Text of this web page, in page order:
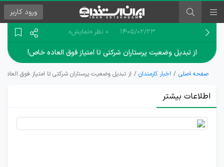
ورود کاربر
۱۴۰۵/۰۲/۲۳ 0 نظر «نمایش»
از تبدیل وضعیت پرستاران شرکتی تا امتیاز فوق العاده خاص!
صفحه اصلی اخبار کارمندان از تبدیل وضعیت پرستاران شرکتی تا امتیاز فوق
اطلاعات بیشتر
درخواست